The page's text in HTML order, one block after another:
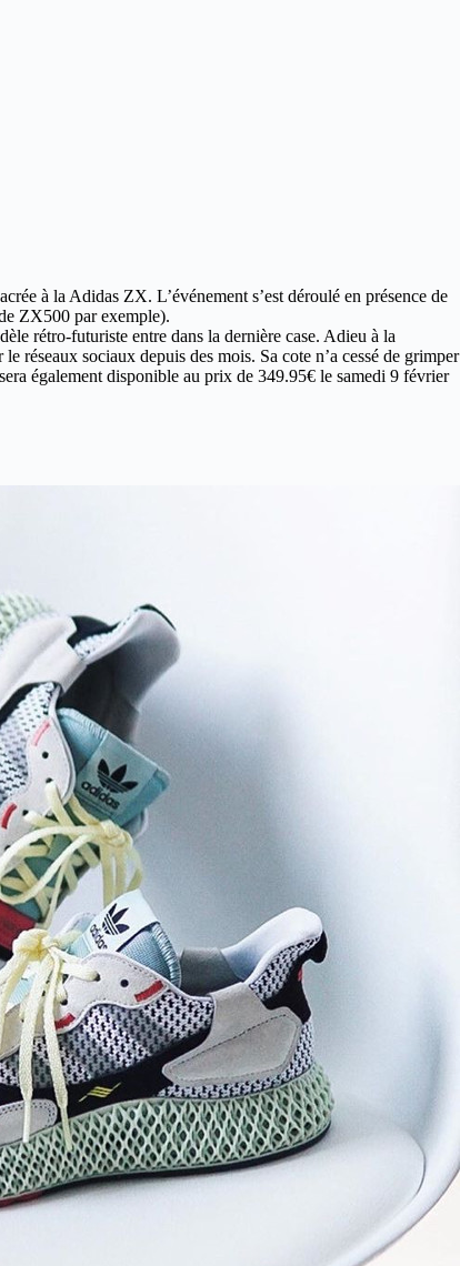
à la Adidas ZX. L’événement s’est déroulé en présence de
ZX500 par exemple).
rétro-futuriste entre dans la dernière case. Adieu à la
réseaux sociaux depuis des mois. Sa cote n’a cessé de grimper
également disponible au prix de 349.95€ le samedi 9 février